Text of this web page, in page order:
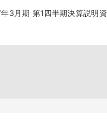
3月期 第1四半期決算説明資